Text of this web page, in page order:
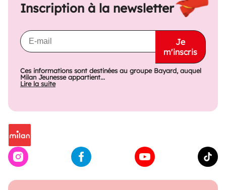
Inscription à la newsletter
Je
m'inscris
Ces informations sont destinées au groupe Bayard, auquel
Milan Jeunesse appartient...
Lire la suite